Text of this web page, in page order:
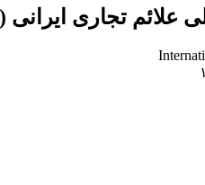
علائم تجاری ایرانی